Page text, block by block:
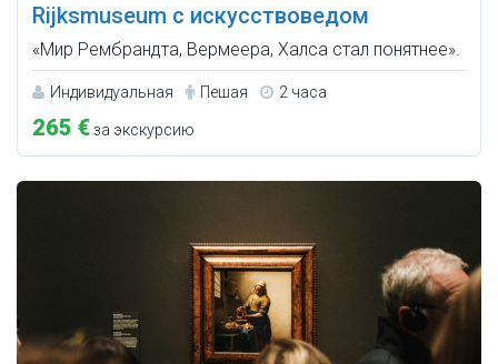
Rijksmuseum с искусствоведом
«Мир Рембрандта, Вермеера, Халса стал понятнее».
Индивидуальная Пешая 2 часа
265 €за экскурсию